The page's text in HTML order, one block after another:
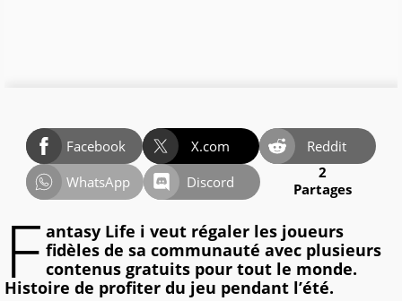
Facebook X.com
Reddit
WhatsApp
Discord
2
Partages
F antasy Life i veut régaler les joueurs
fidèles de sa communauté avec plusieurs
contenus gratuits pour tout le monde.
Histoire de profiter du jeu pendant l’été.